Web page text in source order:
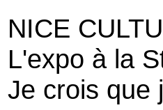
NICE
L'expo à la
Je crois que